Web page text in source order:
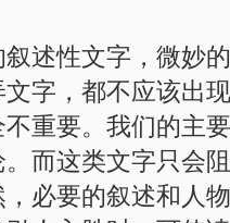
述性文字，微妙
字，都不应该出
重要。我们的主
而这类文字只会
必要的叙述和人